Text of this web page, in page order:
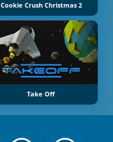
Cookie Crush Christmas 2
Take Off